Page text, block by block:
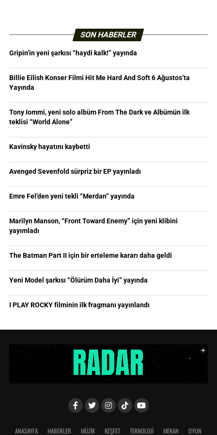
SON HABERLER
Gripin’in yeni şarkısı “haydi kalk!” yayında
Billie Eilish Konser Filmi Hit Me Hard And Soft 6 Ağustos’ta
Yayında
Tony Iommi, yeni solo albüm From The Dark ve Albümün ilk
teklisi “World Alone”
Kavinsky hayatını kaybetti
Avenged Sevenfold sürpriz bir EP yayınladı
Emre Fel’den yeni tekli “Merdan” yayında
Marilyn Manson, “Front Toward Enemy” için yeni klibini
yayımladı
The Batman Part II için bir erteleme kararı daha geldi
Yeni Model şarkısı “Ölürüm Daha İyi” yayında
I PLAY ROCKY filminin ilk fragmanı yayınlandı
ANASAYFA HABERLER MÜZİK KEŞFET TEKNOLOJİ MEKAN OYUN